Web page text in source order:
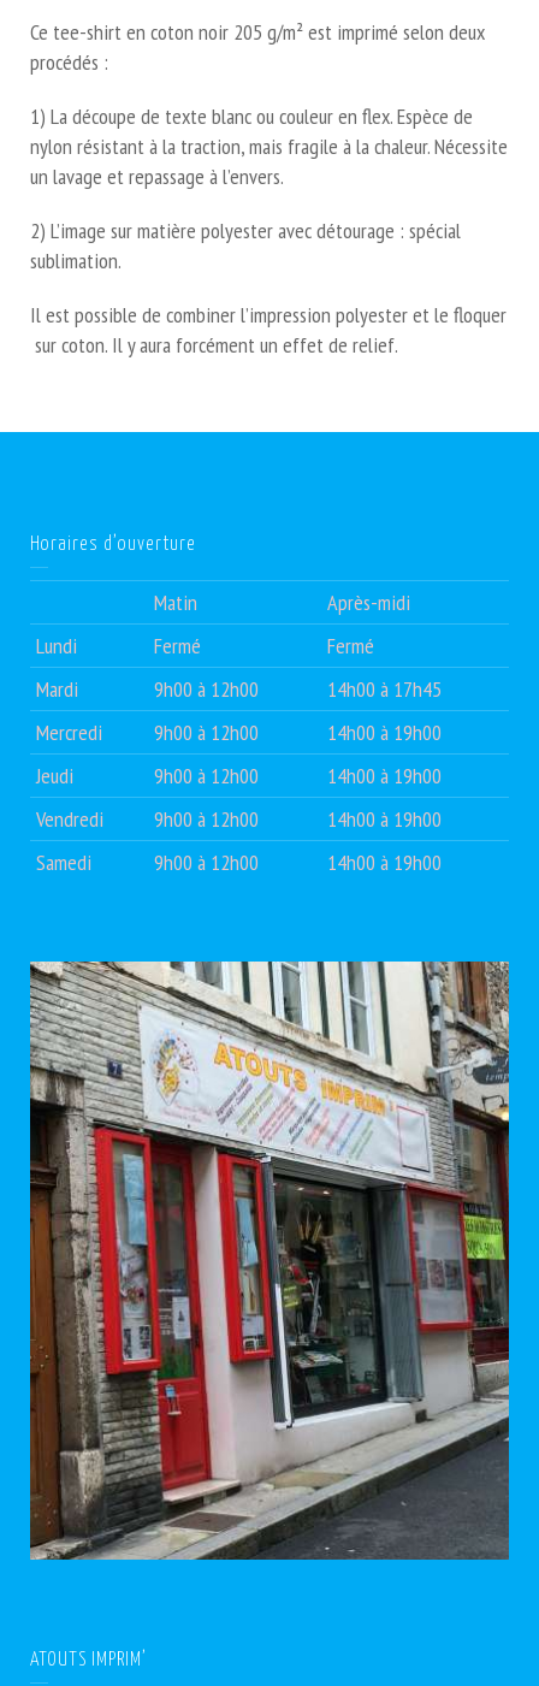
Ce tee-shirt en coton noir 205 g/m² est imprimé selon deux
procédés :
1) La découpe de texte blanc ou couleur en flex. Espèce de
nylon résistant à la traction, mais fragile à la chaleur. Nécessite
un lavage et repassage à l’envers.
2) L’image sur matière polyester avec détourage : spécial
sublimation.
Il est possible de combiner l’impression polyester et le floquer
sur coton. Il y aura forcément un effet de relief.
Horaires d’ouverture
Matin
Après-midi
Lundi
Fermé
Fermé
Mardi
9h00 à 12h00
14h00 à 17h45
Mercredi
9h00 à 12h00
14h00 à 19h00
Jeudi
9h00 à 12h00
14h00 à 19h00
Vendredi
9h00 à 12h00
14h00 à 19h00
Samedi
9h00 à 12h00 14h00 à 19h00
ATOUTS IMPRIM’